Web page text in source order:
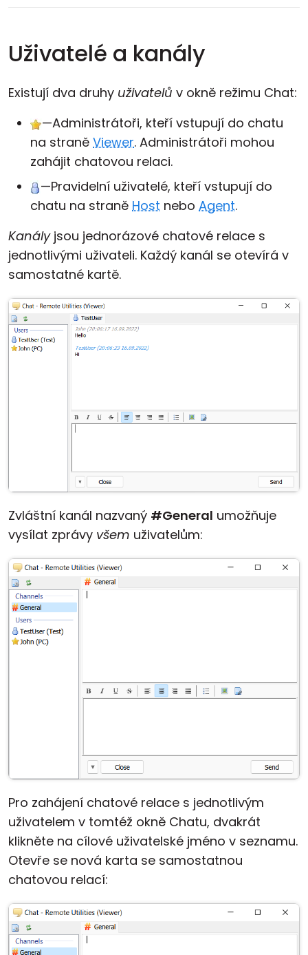
Uživatelé a kanály
Existují dva druhy uživatelů v okně režimu Chat:
—Administrátoři, kteří vstupují do chatu
na straně Viewer. Administrátoři mohou
zahájit chatovou relaci.
—Pravidelní uživatelé, kteří vstupují do
chatu na straně Host nebo Agent.
Kanályjsou jednorázové chatové relace s
jednotlivými uživateli. Každý kanál se otevírá v
samostatné kartě.
Zvláštní kanál nazvaný #General umožňuje
vysílat zprávy všem uživatelům:
Pro zahájení chatové relace s jednotlivým
uživatelem v tomtéž okně Chatu, dvakrát
klikněte na cílové uživatelské jméno v seznamu.
Otevře se nová karta se samostatnou
chatovou relací: